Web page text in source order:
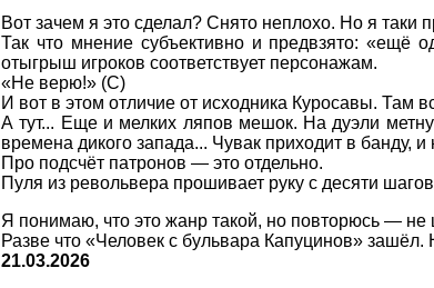
Вот зачем я это сделал? Снято неплохо. Но я таки
Так что мнение субъективно и предвзято: «ещё
отыгрыш игроков соответствует персонажам.
«Не верю!» (С)
И вот в этом отличие от исходника Куросавы. Там
А тут... Еще и мелких ляпов мешок. На дуэли
времена дикого запада... Чувак приходит в банду,
Про подсчёт патронов — это отдельно.
Пуля из револьвера прошивает руку с десяти
Я понимаю, что это жанр такой, но повторюсь — не
Разве что «Человек с бульвара Капуцинов»
21.03.2026